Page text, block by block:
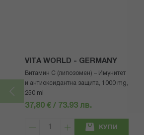
VITA WORLD - GERMANY
Витамин С (липозомен) – Имунитет
и антиоксидантна защита, 1000 mg,
250 ml
37,80 € / 73.93 лв.
КУПИ